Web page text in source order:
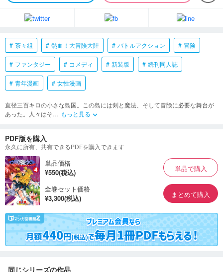
茶々組 熱血！大冒険大陸 バトルアクション 冒険
ファンタジー コメディ 新装版 続刊同人誌
青年漫画 女性漫画
直径三百キロの小さな島国。この島には剣と魔法、そして冒険に必要な舞台が
あった。人々はそ… もっと見る keyboard_arrow_down
PDF版を購入
永久に所有、共有できるPDFを購入できます
単品価格
¥550(税込)
単品で購入
全巻セット価格
¥3,300(税込)
まとめて購入
同じシリーズの作品